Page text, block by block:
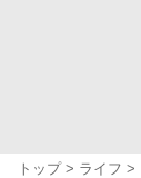
トップ ライフ